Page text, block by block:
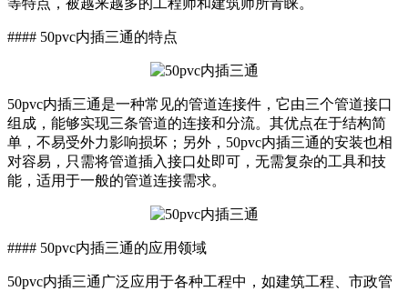
等特点，被越来越多的工程师和建筑师所青睐。
#### 50pvc内插三通的特点
50pvc内插三通是一种常见的管道连接件，它由三个管道接口
组成，能够实现三条管道的连接和分流。其优点在于结构简
单，不易受外力影响损坏；另外，50pvc内插三通的安装也相
对容易，只需将管道插入接口处即可，无需复杂的工具和技
能，适用于一般的管道连接需求。
#### 50pvc内插三通的应用领域
50pvc内插三通广泛应用于各种工程中，如建筑工程、市政管